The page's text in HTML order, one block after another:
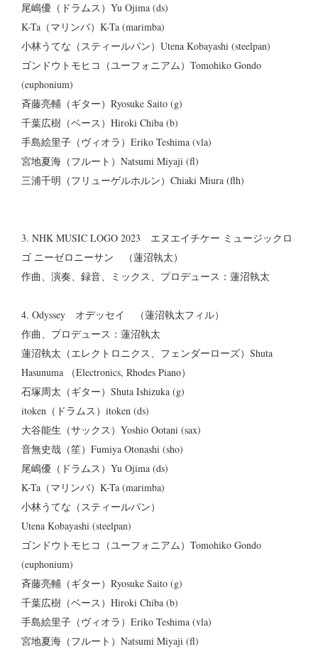
尾嶋優（ドラムス）Yu Ojima (ds)
K-Ta（マリンバ）K-Ta (marimba)
小林うてな（スティールパン）Utena Kobayashi (steelpan)
ゴンドウトモヒコ（ユーフォニアム）Tomohiko Gondo
(euphonium)
斉藤亮輔（ギター）Ryosuke Saito (g)
千葉広樹（ベース）Hiroki Chiba (b)
手島絵里子（ヴィオラ）Eriko Teshima (vla)
宮地夏海（フルート）Natsumi Miyaji (fl)
三浦千明（フリューゲルホルン）Chiaki Miura (flh)
3. NHK MUSIC LOGO 2023 エヌエイチケー ミュージックロ
ゴ ニーゼロニーサン （蓮沼執太）
作曲、演奏、録音、ミックス、プロデュース：蓮沼執太
4. Odyssey オデッセイ （蓮沼執太フィル）
作曲、プロデュース：蓮沼執太
蓮沼執太（エレクトロニクス、フェンダーローズ）Shuta
Hasunuma （Electronics, Rhodes Piano）
石塚周太（ギター）Shuta Ishizuka (g)
itoken（ドラムス）itoken (ds)
大谷能生（サックス）Yoshio Ootani (sax)
音無史哉（笙）Fumiya Otonashi (sho)
尾嶋優（ドラムス）Yu Ojima (ds)
K-Ta（マリンバ）K-Ta (marimba)
小林うてな（スティールパン）
Utena Kobayashi (steelpan)
ゴンドウトモヒコ（ユーフォニアム）Tomohiko Gondo
(euphonium)
斉藤亮輔（ギター）Ryosuke Saito (g)
千葉広樹（ベース）Hiroki Chiba (b)
手島絵里子（ヴィオラ）Eriko Teshima (vla)
宮地夏海（フルート）Natsumi Miyaji (fl)